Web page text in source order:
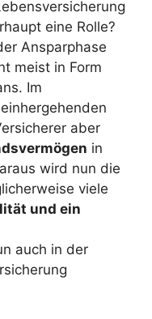
eine Rolle?
Ansparphase
meist in Form
Im
aber
in
wird nun die
viele
und ein
auch in der